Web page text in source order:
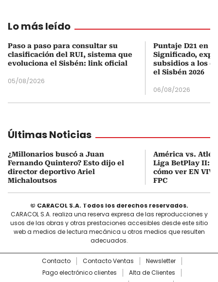
Lo más leído
Paso a paso para consultar su
clasificación del RUI, sistema que
evoluciona el Sisbén: link oficial
05/08/2026
Puntaje D21 en
Significado,
subsidios a los
el Sisbén 2026
06/08/2026
Últimas Noticias
¿Millonarios buscó a Juan
Fernando Quintero? Esto dijo el
director deportivo Ariel
Michaloutsos
América vs.
Liga BetPlay II:
cómo ver EN
FPC
© CARACOL S.A. Todos los derechos reservados.
CARACOL S.A. realiza una reserva expresa de las reproducciones y
usos de las obras y otras prestaciones accesibles desde este sitio
web a medios de lectura mecánica u otros medios que resulten
adecuados.
Contacto Contacto Ventas
Newsletter
Pago electrónico clientes
Alta de Clientes